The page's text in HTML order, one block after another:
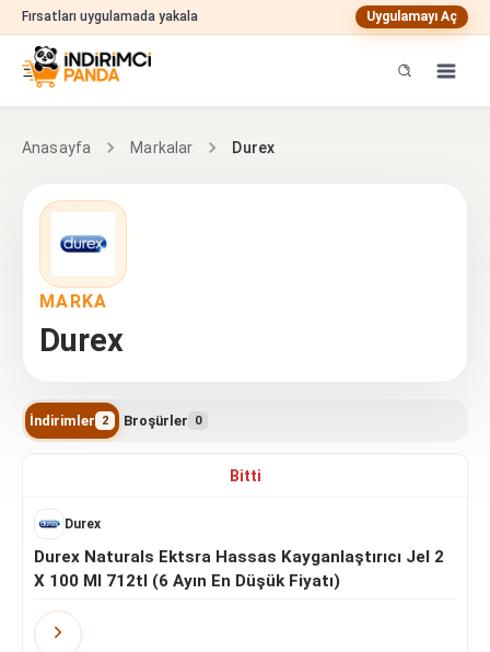
Fırsatları uygulamada yakala Uygulamayı Aç
Anasayfa Markalar Durex
MARKA
Durex
İndirimler 2 Broşürler 0
Bitti
Durex
Durex Naturals Ektsra Hassas Kayganlaştırıcı Jel 2
X 100 Ml 712tl (6 Ayın En Düşük Fiyatı)